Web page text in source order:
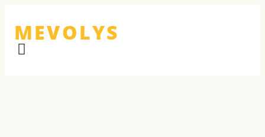
MEVOLYS